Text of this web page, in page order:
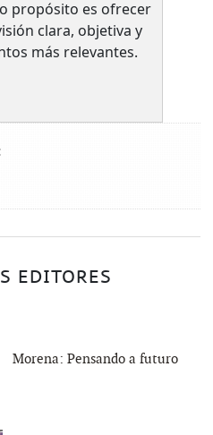
propósito es ofrecer
clara, objetiva y
más relevantes.
EDITORES
Morena: Pensando a futuro